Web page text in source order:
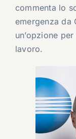
commenta lo
emergenza da
un’opzione
lavoro.